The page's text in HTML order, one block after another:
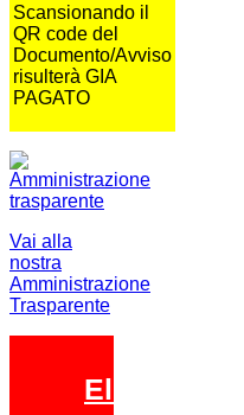
Scansionando il
QR code del
Documento/Avviso
risulterà GIA
PAGATO
Vai alla
nostra
Amministrazione
Trasparente
Elezioni